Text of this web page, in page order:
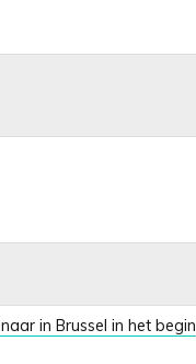
in Brussel in het begin